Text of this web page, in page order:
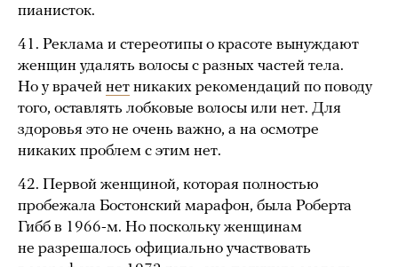
пианисток.
41. Реклама и стереотипы о красоте вынуждают
женщин удалять волосы с разных частей тела.
Но у врачей нет никаких рекомендаций по поводу
того, оставлять лобковые волосы или нет. Для
здоровья это не очень важно, а на осмотре
никаких проблем с этим нет.
42. Первой женщиной, которая полностью
пробежала Бостонский марафон, была Роберта
Гибб в 1966-м. Но поскольку женщинам
не разрешалось официально участвовать